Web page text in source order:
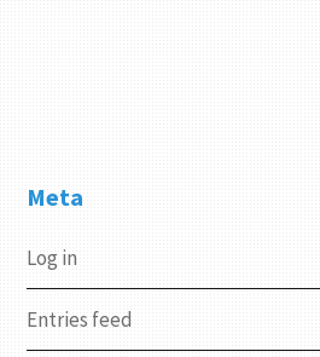
Meta
Log in
Entries feed